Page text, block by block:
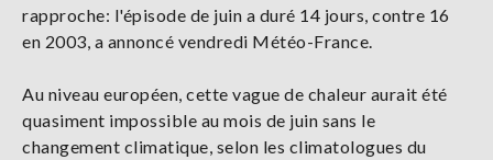
rapproche: l'épisode de juin a duré 14 jours, contre 16
en 2003, a annoncé vendredi Météo-France.
Au niveau européen, cette vague de chaleur aurait été
quasiment impossible au mois de juin sans le
changement climatique, selon les climatologues du